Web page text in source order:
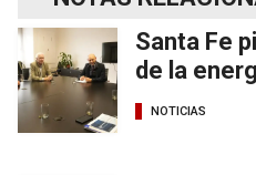
Santa Fe
de la
NOTICIAS